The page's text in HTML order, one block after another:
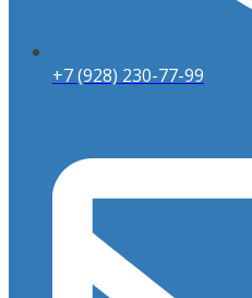
+7 (928) 230-77-99